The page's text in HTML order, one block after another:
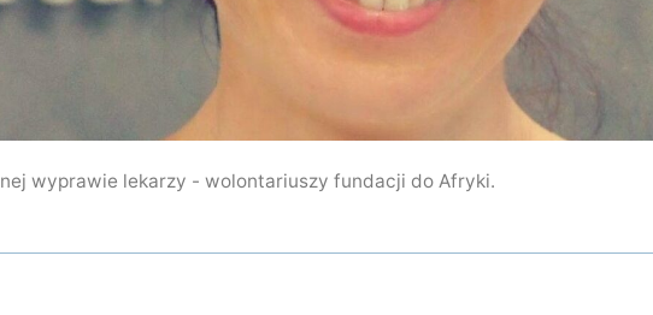
wyprawie lekarzy - wolontariuszy fundacji do Afryki.